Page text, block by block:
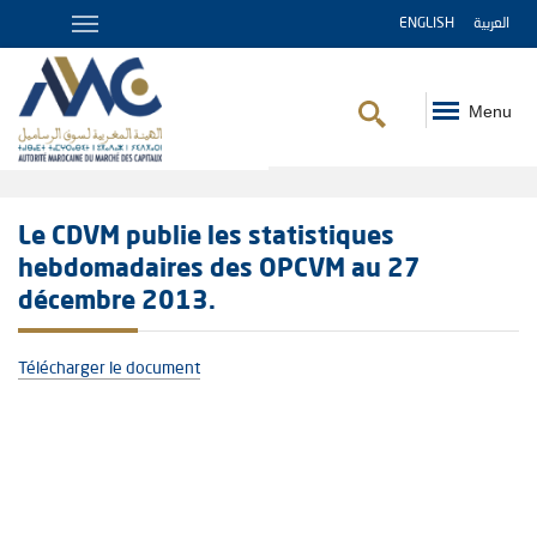
ENGLISH العربية
Menu
Le CDVM publie les statistiques
hebdomadaires des OPCVM au 27
décembre 2013.
Télécharger le document